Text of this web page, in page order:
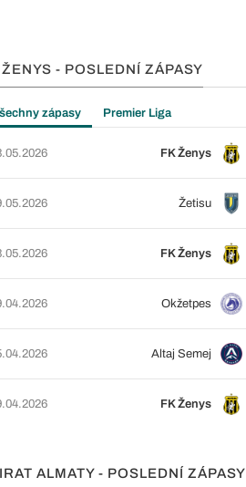
ŽENYS - POSLEDNÍ ZÁPASY
zápasy Premier Liga
FK Ženys
Žetisu
FK Ženys
Okžetpes
Altaj Semej
FK Ženys
ALMATY - POSLEDNÍ ZÁPASY